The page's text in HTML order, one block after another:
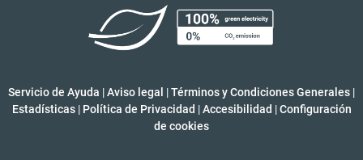
Servicio de Ayuda |Aviso legal |Términos y Condiciones Generales |
Estadísticas | Política de Privacidad | Accesibilidad | Configuración
de cookies